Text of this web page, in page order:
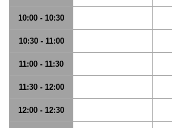
10:00 - 10:30
10:30 - 11:00
11:00 - 11:30
11:30 - 12:00
12:00 - 12:30